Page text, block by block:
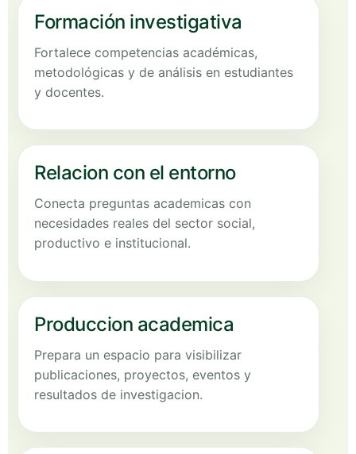
Formación investigativa
Fortalece competencias académicas,
metodológicas y de análisis en estudiantes
y docentes.
Relacion con el entorno
Conecta preguntas academicas con
necesidades reales del sector social,
productivo e institucional.
Produccion academica
Prepara un espacio para visibilizar
publicaciones, proyectos, eventos y
resultados de investigacion.